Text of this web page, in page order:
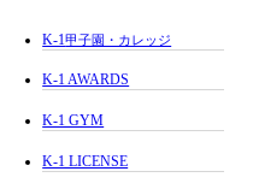
K-1甲子園・カレッジ
K-1 AWARDS
K-1 GYM
K-1 LICENSE